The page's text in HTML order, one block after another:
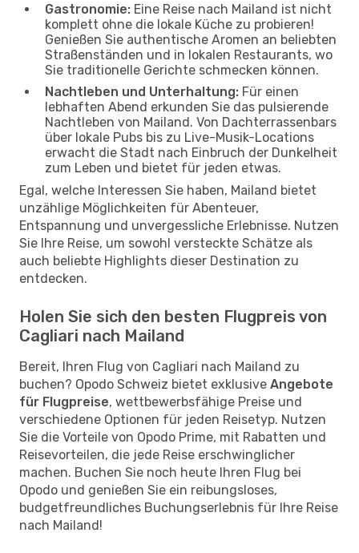
Gastronomie: Eine Reise nach Mailand ist nicht
komplett ohne die lokale Küche zu probieren!
Genießen Sie authentische Aromen an beliebten
Straßenständen und in lokalen Restaurants, wo
Sie traditionelle Gerichte schmecken können.
Nachtleben und Unterhaltung: Für einen
lebhaften Abend erkunden Sie das pulsierende
Nachtleben von Mailand. Von Dachterrassenbars
über lokale Pubs bis zu Live-Musik-Locations
erwacht die Stadt nach Einbruch der Dunkelheit
zum Leben und bietet für jeden etwas.
Egal, welche Interessen Sie haben, Mailand bietet
unzählige Möglichkeiten für Abenteuer,
Entspannung und unvergessliche Erlebnisse. Nutzen
Sie Ihre Reise, um sowohl versteckte Schätze als
auch beliebte Highlights dieser Destination zu
entdecken.
Holen Sie sich den besten Flugpreis von
Cagliari nach Mailand
Bereit, Ihren Flug von Cagliari nach Mailand zu
buchen? Opodo Schweiz bietet exklusive Angebote
für Flugpreise, wettbewerbsfähige Preise und
verschiedene Optionen für jeden Reisetyp. Nutzen
Sie die Vorteile von Opodo Prime, mit Rabatten und
Reisevorteilen, die jede Reise erschwinglicher
machen. Buchen Sie noch heute Ihren Flug bei
Opodo und genießen Sie ein reibungsloses,
budgetfreundliches Buchungserlebnis für Ihre Reise
nach Mailand!